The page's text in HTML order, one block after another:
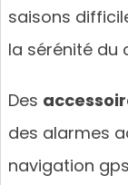
saisons
la sérénité du
Des
des alarmes
navigation